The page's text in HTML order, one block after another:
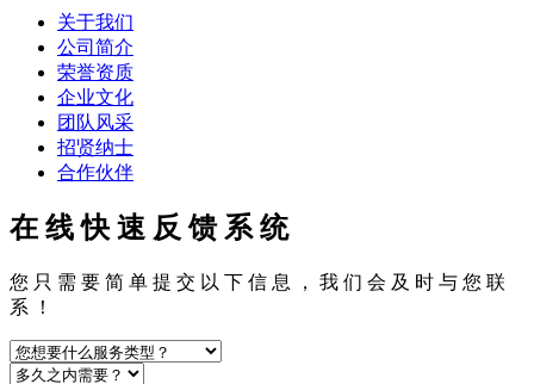
关于我们
公司简介
荣誉资质
企业文化
团队风采
招贤纳士
合作伙伴
在 线 快 速 反 馈 系 统
您 只 需 要 简 单 提 交 以 下 信 息 ， 我 们 会 及 时 与 您 联
系 ！